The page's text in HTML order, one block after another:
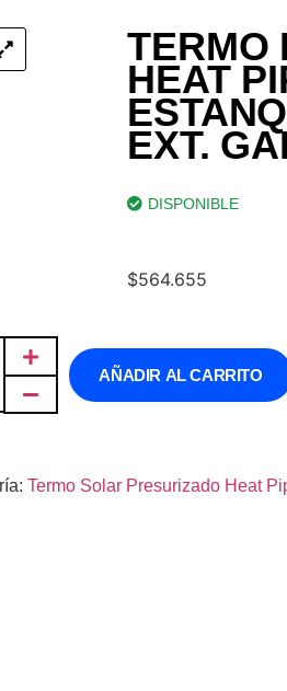
TERMO
HEAT
EXT.
DISPONIBLE
$564.655
AÑADIR AL CARRITO
Termo Solar Presurizado Heat